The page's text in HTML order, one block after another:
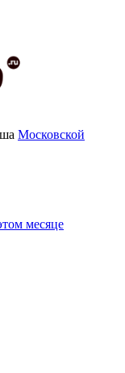
Московской
месяце